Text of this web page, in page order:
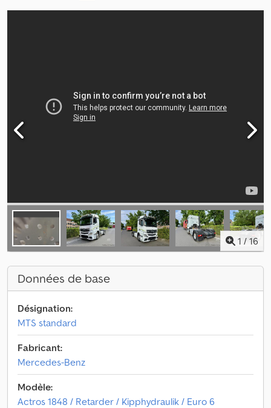
1 / 16
Données de base
Désignation:
MTS standard
Fabricant:
Mercedes-Benz
Modèle:
Actros 1848 / Retarder / Kipphydraulik / Euro 6